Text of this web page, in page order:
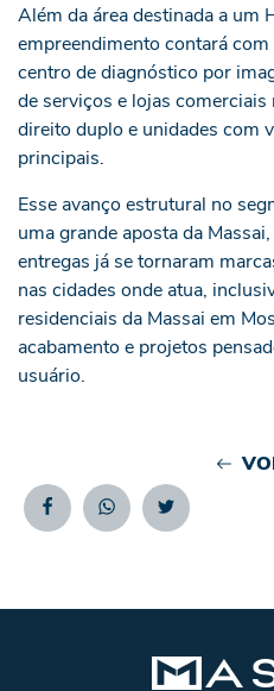
Além da área destinada a um
empreendimento contará
centro de diagnóstico por
de serviços e lojas
direito duplo e unidades com
principais.
Esse avanço estrutural no
uma grande aposta da
entregas já se tornaram
nas cidades onde atua,
residenciais da Massai em
acabamento e projetos
usuário.
FacebookWhatsappTwitter